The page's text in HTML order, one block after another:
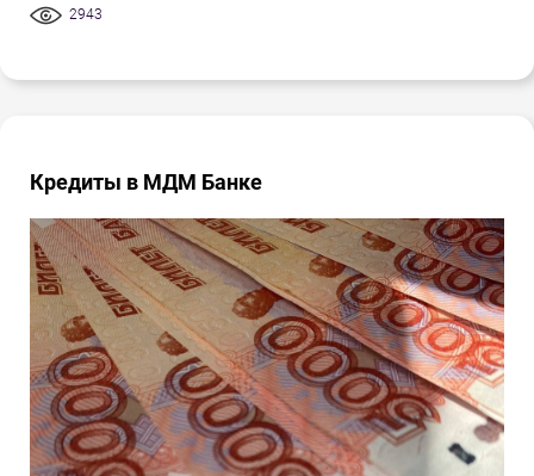
2943
Кредиты в МДМ Банке